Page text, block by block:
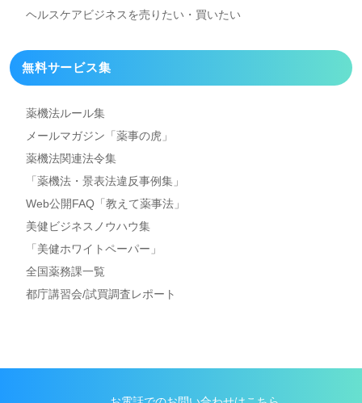
ヘルスケアビジネスを売りたい・買いたい
無料サービス集
薬機法ルール集
メールマガジン「薬事の虎」
薬機法関連法令集
「薬機法・景表法違反事例集」
Web公開FAQ「教えて薬事法」
美健ビジネスノウハウ集
「美健ホワイトペーパー」
全国薬務課一覧
都庁講習会/試買調査レポート